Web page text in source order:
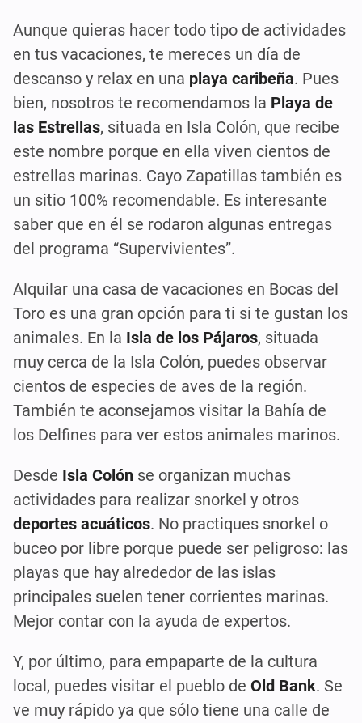
Aunque quieras hacer todo tipo de actividades
en tus vacaciones, te mereces un día de
descanso y relax en una playa caribeña. Pues
bien, nosotros te recomendamos la Playa de
las Estrellas, situada en Isla Colón, que recibe
este nombre porque en ella viven cientos de
estrellas marinas. Cayo Zapatillas también es
un sitio 100% recomendable. Es interesante
saber que en él se rodaron algunas entregas
del programa “Supervivientes”.
Alquilar una casa de vacaciones en Bocas del
Toro es una gran opción para ti si te gustan los
animales. En la Isla de los Pájaros, situada
muy cerca de la Isla Colón, puedes observar
cientos de especies de aves de la región.
También te aconsejamos visitar la Bahía de
los Delfines para ver estos animales marinos.
Desde Isla Colón se organizan muchas
actividades para realizar snorkel y otros
deportes acuáticos. No practiques snorkel o
buceo por libre porque puede ser peligroso: las
playas que hay alrededor de las islas
principales suelen tener corrientes marinas.
Mejor contar con la ayuda de expertos.
Y, por último, para empaparte de la cultura
local, puedes visitar el pueblo de Old Bank. Se
ve muy rápido ya que sólo tiene una calle de